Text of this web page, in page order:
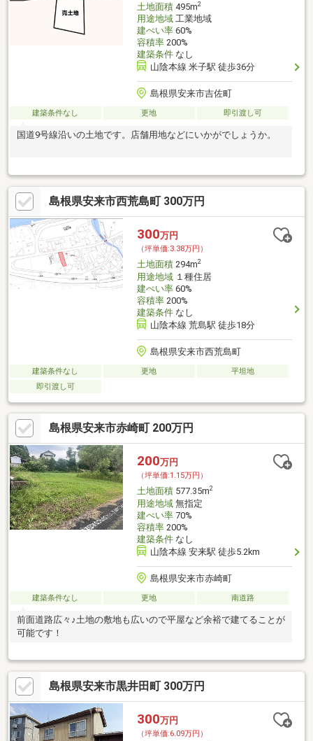
土地面積495m2
用途地域工業地域
建ぺい率60%
容積率200%
建築条件なし
山陰本線 米子駅 徒歩36分
島根県安来市吉佐町
建築条件なし 更地 即引渡し可
国道9号線沿いの土地です。店舗用地などにいかがでしょうか。
島根県安来市西荒島町 300万円
300万円
（坪単価:3.38万円）
土地面積294m2
用途地域１種住居
建ぺい率60%
容積率200%
建築条件なし
山陰本線 荒島駅 徒歩18分
島根県安来市西荒島町
建築条件なし 更地
平坦地
即引渡し可
島根県安来市赤崎町 200万円
200万円
（坪単価:1.15万円）
土地面積577.35m2
用途地域無指定
建ぺい率70%
容積率200%
建築条件なし
山陰本線 安来駅 徒歩5.2km
島根県安来市赤崎町
建築条件なし 更地 南道路
前面道路広々♪土地の敷地も広いので平屋など余裕で建てることが
可能です！
島根県安来市黒井田町 300万円
300万円
（坪単価:6.09万円）